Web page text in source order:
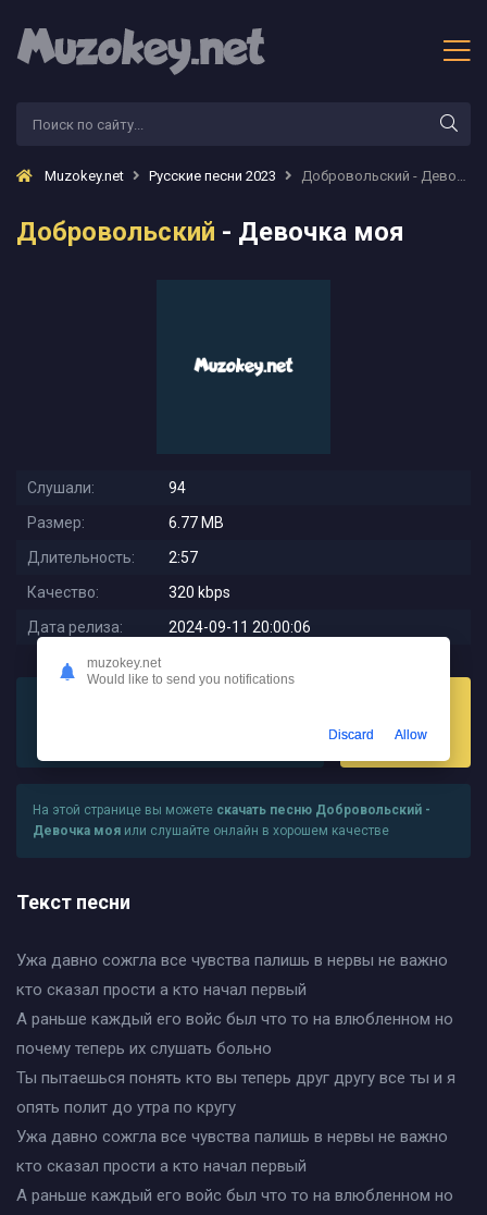
Muzokey.net Русские песни 2023 Добровольский - Девочка моя
Добровольский - Девочка моя
Слушали:
94
Размер:
6.77 MB
Длительность:
2:57
Качество:
320 kbps
Дата релиза:
2024-09-11 20:00:06
Скачать
На этой странице вы можете скачать песню Добровольский -
Девочка моя или слушайте онлайн в хорошем качестве
Текст песни
Ужа давно сожгла все чувства палишь в нервы не важно
кто сказал прости а кто начал первый
А раньше каждый его войс был что то на влюбленном но
почему теперь их слушать больно
Ты пытаешься понять кто вы теперь друг другу все ты и я
опять полит до утра по кругу
Ужа давно сожгла все чувства палишь в нервы не важно
кто сказал прости а кто начал первый
А раньше каждый его войс был что то на влюбленном но
muzokey.net
Would like to send you notifications
Discard Allow